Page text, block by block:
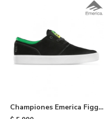
Championes Emerica Figgy